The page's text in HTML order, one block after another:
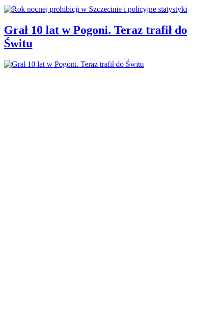
Grał 10 lat w Pogoni. Teraz trafił do
Świtu